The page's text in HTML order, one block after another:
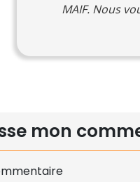
MAIF. Nous
mon